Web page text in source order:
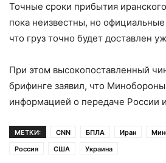
Точные сроки прибытия
пока неизвестны, но
что груз точно будет доставлен
При этом высокопоставленный
брифинге заявил, что
информацией о передаче России
МЕТКИ: CNN БПЛА Иран
Россия
США Украина